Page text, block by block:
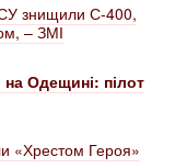
знищили С-400,
– ЗМІ
на Одещині: пілот
«Хрестом Героя»